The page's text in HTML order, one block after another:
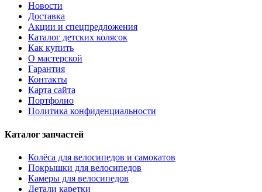
Новости
Доставка
Акции и спецпредложения
Каталог детских колясок
Как купить
О мастерской
Гарантия
Контакты
Карта сайта
Портфолио
Политика конфиденциальности
Каталог запчастей
Колёса для велосипедов и самокатов
Покрышки для велосипедов
Камеры для велосипедов
Детали каретки